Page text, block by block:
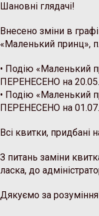
Шановні глядачі!
Внесено зміни в
«Маленький принц»,
• Подію «Маленький
ПЕРЕНЕСЕНО на
• Подію «Маленький
ПЕРЕНЕСЕНО на
Всі квитки, придбані
З питань заміни
ласка, до
Дякуємо за